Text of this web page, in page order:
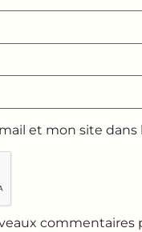
et mon site
commentaires